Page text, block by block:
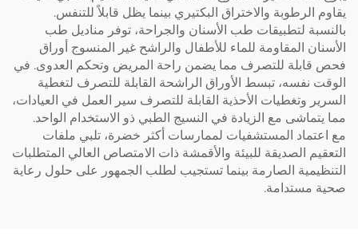
يقاوم الرطوبة والاختراق البكتيري بينما يظل قابلاً للتنفس.
بالنسبة لتطبيقات طب الأسنان والجراحة، توفر مناديل طب
الأسنان المقاومة للماء للأطفال والراشح غير المنسوج أوراق
فحص قابلة للتصرف مما يضمن راحة المريض وتحكم العدوى. في
الوقت نفسه، تبسط الأوراق الراشحة القابلة للتصرف لتغطية
السرير وتغطيات الأحذية القابلة للتصرف سير العمل في العيادات،
مما يتماشى مع الزيادة في النسيج الطبي ذو الاستخدام الواحد.
مع اعتماد المستشفيات لممارسات أكثر خضرة، تلبي ملفات
التعقيم الصديقة للبيئة والأقمشة ذات الامتصاص العالي المتطلبات
التنظيمية الصارمة بينما تستجيب لطلب الجمهور على حلول رعاية
صحية مستدامة.